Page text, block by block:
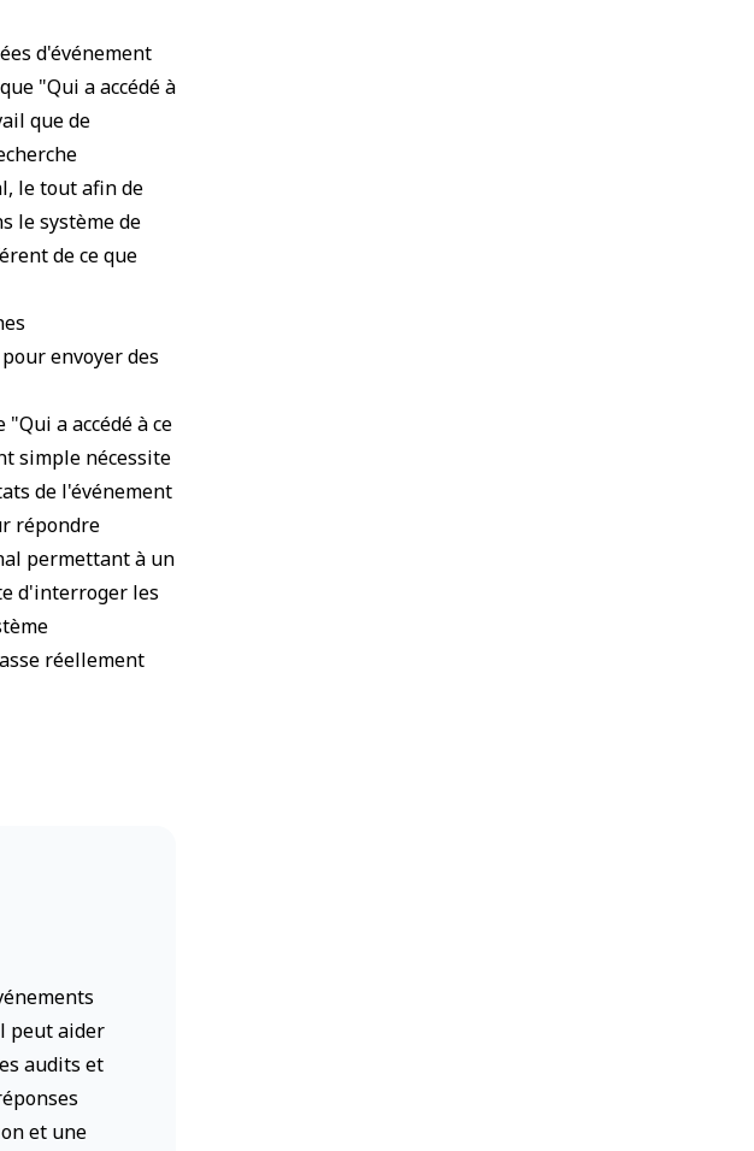
d'événement
"Qui a accédé à
que de
le tout afin de
le système de
de ce que
envoyer des
"Qui a accédé à ce
simple nécessite
de l'événement
répondre
permettant à un
d'interroger les
réellement
peut aider
audits et
et une